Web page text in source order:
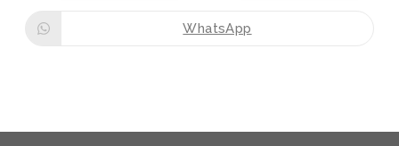
WhatsApp